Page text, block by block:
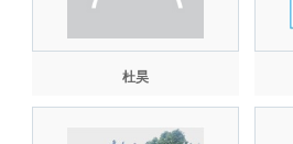
杜昊